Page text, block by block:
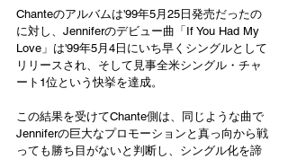
Chanteのアルバムは'99年5月25日発売だったの
に対し、Jenniferのデビュー曲「If You Had My
Love」は'99年5月4日にいち早くシングルとして
リリースされ、そして見事全米シングル・チャ
ート1位という快挙を達成。
この結果を受けてChante側は、同じような曲で
Jenniferの巨大なプロモーションと真っ向から戦
っても勝ち目がないと判断し、シングル化を諦